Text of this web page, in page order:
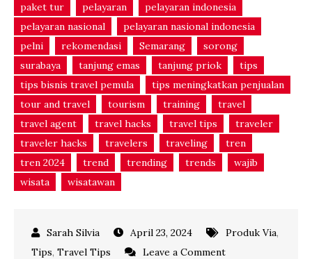
paket tur
pelayaran
pelayaran indonesia
pelayaran nasional
pelayaran nasional indonesia
pelni
rekomendasi Semarang
sorong
surabaya
tanjung emas tanjung priok
tips
tips bisnis travel pemula
tips meningkatkan penjualan
tour and travel
tourism training
travel
travel agent
travel hacks travel tips
traveler
traveler hacks
travelers traveling
tren
tren 2024
trend trending trends
wajib
wisata
wisatawan
April 23, 2024 Produk Via,
Tips, Travel Tips Leave a Commenton